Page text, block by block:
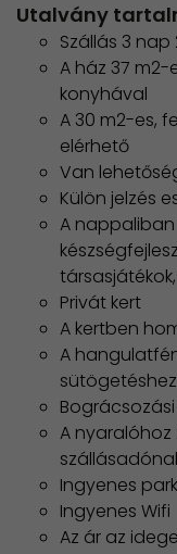
Utalvány
Szállás 3
A ház 37 m2-
konyhával
A 30 m2-es,
elérhető
Van
Külön jelzés
A nappaliban
Privát kert
A kertben
A
A nyaralóhoz
Ingyenes
Ingyenes Wifi
Az ár az